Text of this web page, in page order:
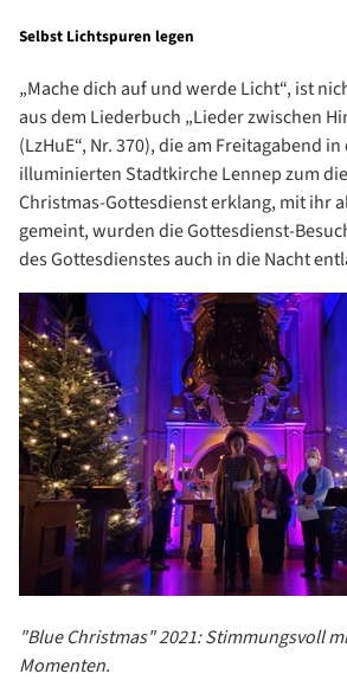
Selbst Lichtspuren legen
„Mache dich auf und werde Licht“, ist
aus dem Liederbuch „Lieder zwischen
(LzHuE“, Nr. 370), die am Freitagabend
illuminierten Stadtkirche Lennep zum
Christmas-Gottesdienst erklang, mit ihr
gemeint, wurden die Gottesdienst-
des Gottesdienstes auch in die Nacht
"Blue Christmas" 2021: Stimmungsvoll
Momenten.